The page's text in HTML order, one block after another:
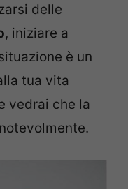
delle
, iniziare a
è un
tua vita
vedrai che la